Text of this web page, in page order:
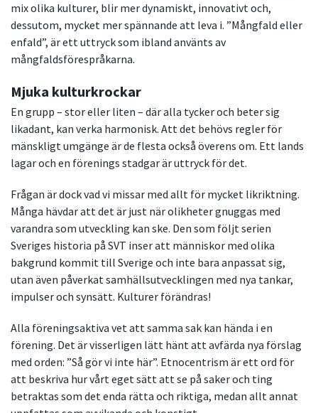
mix olika kulturer, blir mer dynamiskt, innovativt och,
dessutom, mycket mer spännande att leva i. ”Mångfald eller
enfald”, är ett uttryck som ibland använts av
mångfaldsförespråkarna.
Mjuka kulturkrockar
En grupp – stor eller liten – där alla tycker och beter sig
likadant, kan verka harmonisk. Att det behövs regler för
mänskligt umgänge är de flesta också överens om. Ett lands
lagar och en förenings stadgar är uttryck för det.
Frågan är dock vad vi missar med allt för mycket likriktning.
Många hävdar att det är just när olikheter gnuggas med
varandra som utveckling kan ske. Den som följt serien
Sveriges historia på SVT inser att människor med olika
bakgrund kommit till Sverige och inte bara anpassat sig,
utan även påverkat samhällsutvecklingen med nya tankar,
impulser och synsätt. Kulturer förändras!
Alla föreningsaktiva vet att samma sak kan hända i en
förening. Det är visserligen lätt hänt att avfärda nya förslag
med orden: ”Så gör vi inte här”. Etnocentrism är ett ord för
att beskriva hur vårt eget sätt att se på saker och ting
betraktas som det enda rätta och riktiga, medan allt annat